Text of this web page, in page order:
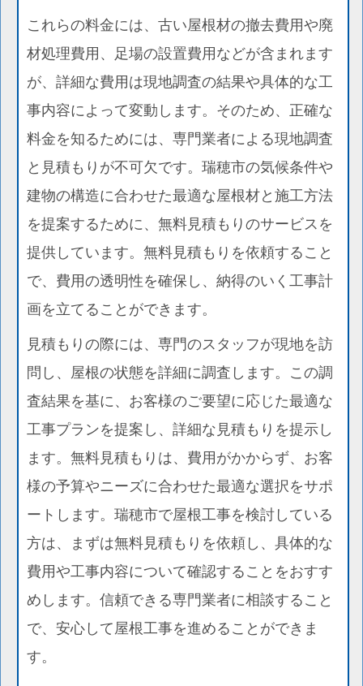
これらの料金には、古い屋根材の撤去費用や廃
材処理費用、足場の設置費用などが含まれます
が、詳細な費用は現地調査の結果や具体的な工
事内容によって変動します。そのため、正確な
料金を知るためには、専門業者による現地調査
と見積もりが不可欠です。瑞穂市の気候条件や
建物の構造に合わせた最適な屋根材と施工方法
を提案するために、無料見積もりのサービスを
提供しています。無料見積もりを依頼すること
で、費用の透明性を確保し、納得のいく工事計
画を立てることができます。
見積もりの際には、専門のスタッフが現地を訪
問し、屋根の状態を詳細に調査します。この調
査結果を基に、お客様のご要望に応じた最適な
工事プランを提案し、詳細な見積もりを提示し
ます。無料見積もりは、費用がかからず、お客
様の予算やニーズに合わせた最適な選択をサポ
ートします。瑞穂市で屋根工事を検討している
方は、まずは無料見積もりを依頼し、具体的な
費用や工事内容について確認することをおすす
めします。信頼できる専門業者に相談すること
で、安心して屋根工事を進めることができま
す。